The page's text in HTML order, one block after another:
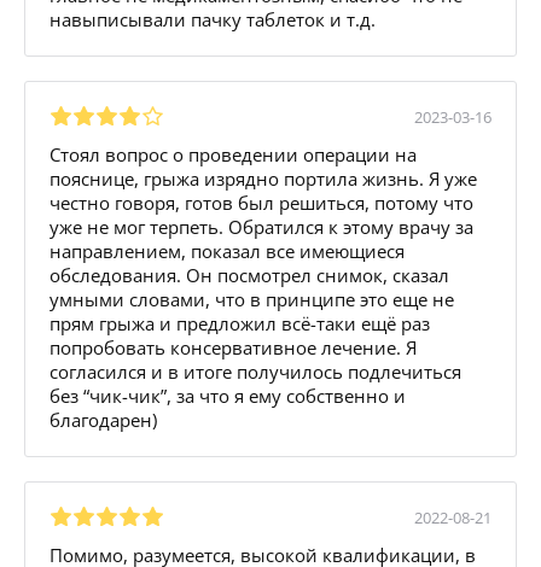
навыписывали пачку таблеток и т.д.
2023-03-16
Стоял вопрос о проведении операции на
пояснице, грыжа изрядно портила жизнь. Я уже
честно говоря, готов был решиться, потому что
уже не мог терпеть. Обратился к этому врачу за
направлением, показал все имеющиеся
обследования. Он посмотрел снимок, сказал
умными словами, что в принципе это еще не
прям грыжа и предложил всё-таки ещё раз
попробовать консервативное лечение. Я
согласился и в итоге получилось подлечиться
без “чик-чик”, за что я ему собственно и
благодарен)
2022-08-21
Помимо, разумеется, высокой квалификации, в